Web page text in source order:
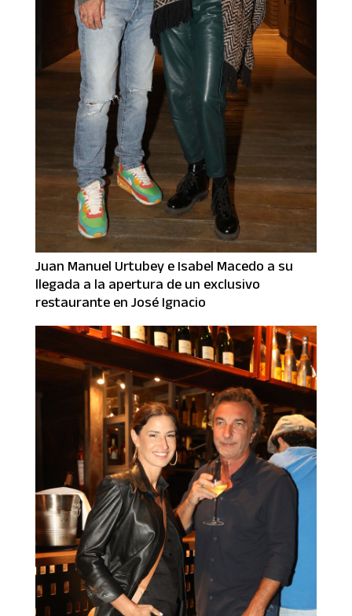
Juan Manuel Urtubey e Isabel Macedo a su
llegada a la apertura de un exclusivo
restaurante en José Ignacio